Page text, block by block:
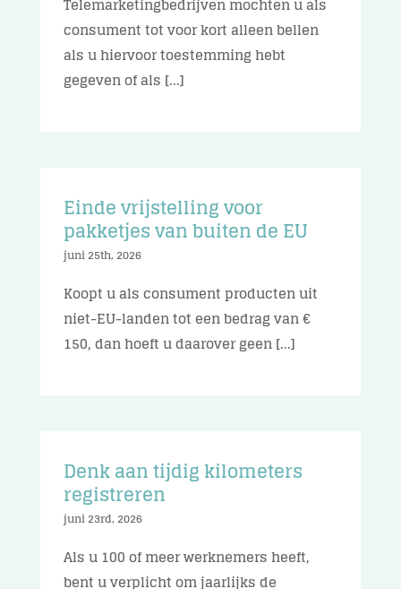
Telemarketingbedrijven mochten u als
consument tot voor kort alleen bellen
als u hiervoor toestemming hebt
gegeven of als [...]
Einde vrijstelling voor
pakketjes van buiten de EU
juni 25th, 2026
Koopt u als consument producten uit
niet-EU-landen tot een bedrag van €
150, dan hoeft u daarover geen [...]
Denk aan tijdig kilometers
registreren
juni 23rd, 2026
Als u 100 of meer werknemers heeft,
bent u verplicht om jaarlijks de